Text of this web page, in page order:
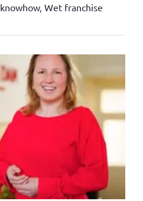
knowhow, Wet franchise